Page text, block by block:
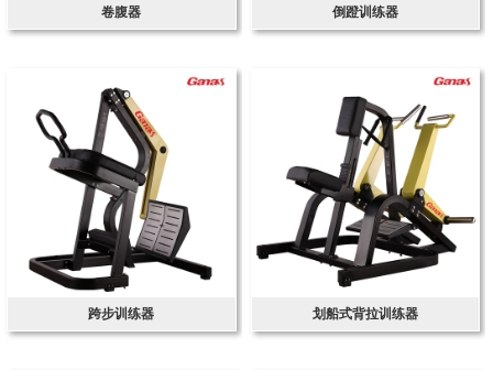
卷腹器 倒蹬训练器
跨步训练器 划船式背拉训练器